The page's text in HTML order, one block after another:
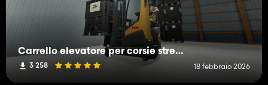
Carrello elevatore per corsie strette TCM RTL140
3 258 18 febbraio 2026